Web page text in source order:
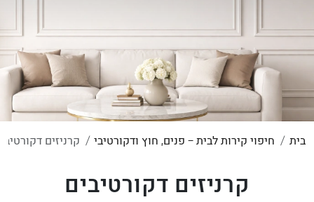
בית חיפוי קירות לבית – פנים, חוץ ודקורטיבי קרניזים
קרניזים דקורטיבים